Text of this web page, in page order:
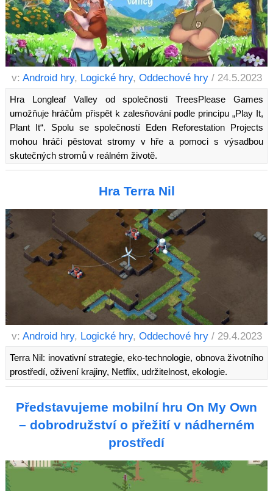
v: Android hry, Logické hry, Oddechové hry / 24.5.2023
Hra Longleaf Valley od společnosti TreesPlease Games
umožňuje hráčům přispět k zalesňování podle principu „Play It,
Plant It“. Spolu se společností Eden Reforestation Projects
mohou hráči pěstovat stromy v hře a pomoci s výsadbou
skutečných stromů v reálném životě.
Hra Terra Nil
v: Android hry, Logické hry, Oddechové hry / 29.4.2023
Terra Nil: inovativní strategie, eko-technologie, obnova životního
prostředí, oživení krajiny, Netflix, udržitelnost, ekologie.
Představujeme mobilní hru On My Own
– dobrodružství o přežití v nádherném
prostředí